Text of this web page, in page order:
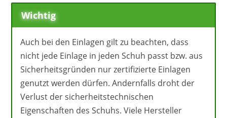
Wichtig
Auch bei den Einlagen gilt zu beachten, dass
nicht jede Einlage in jeden Schuh passt bzw. aus
Sicherheitsgründen nur zertifizierte Einlagen
genutzt werden dürfen. Andernfalls droht der
Verlust der sicherheitstechnischen
Eigenschaften des Schuhs. Viele Hersteller